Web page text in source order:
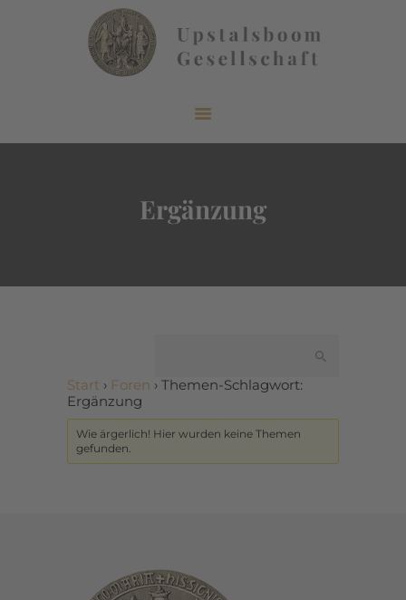
Ergänzung
VERÖFFENTLICHUNGEN
MITGLIEDERBEREICH
Start › Foren › Themen-Schlagwort:
Ergänzung
Wie ärgerlich! Hier wurden keine Themen
gefunden.